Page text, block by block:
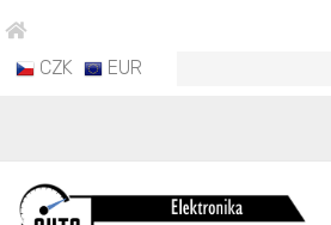
CZK EUR